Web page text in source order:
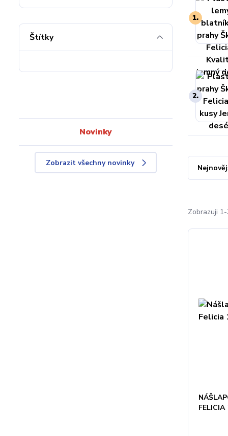
1.
2.
Zobrazuji
Štítky
Novinky
Zobrazit všechny novinky